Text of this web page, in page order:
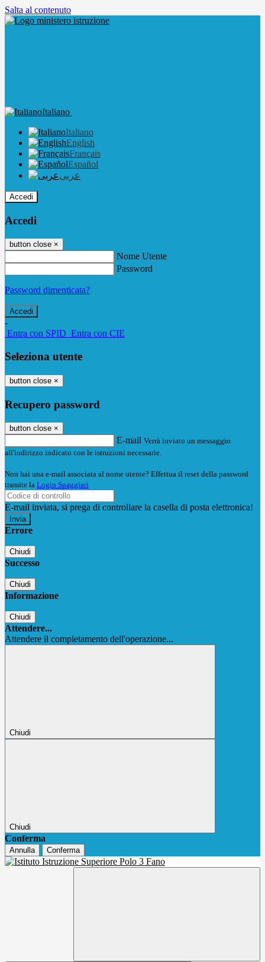
Salta al contenuto
Italiano
Italiano
English
Français
Español
عربى
Accedi
Accedi
button close ×
Nome Utente
Password
Password dimenticata?
-
Entra con SPID Entra con CIE
Seleziona utente
button close ×
Recupero password
button close ×
E-mail Verrà inviato un messaggio
all'indirizzo indicato con le istruzioni necessarie.
Non hai una e-mail associata al nome utente? Effettua il reset della password
tramite la Login Spaggiari
E-mail inviata, si prega di controllare la casella di posta elettronica!
Errore
Chiudi
Successo
Chiudi
Informazione
Chiudi
Attendere...
Attendere il completamento dell'operazione...
Chiudi
Chiudi
Conferma
Annulla Conferma